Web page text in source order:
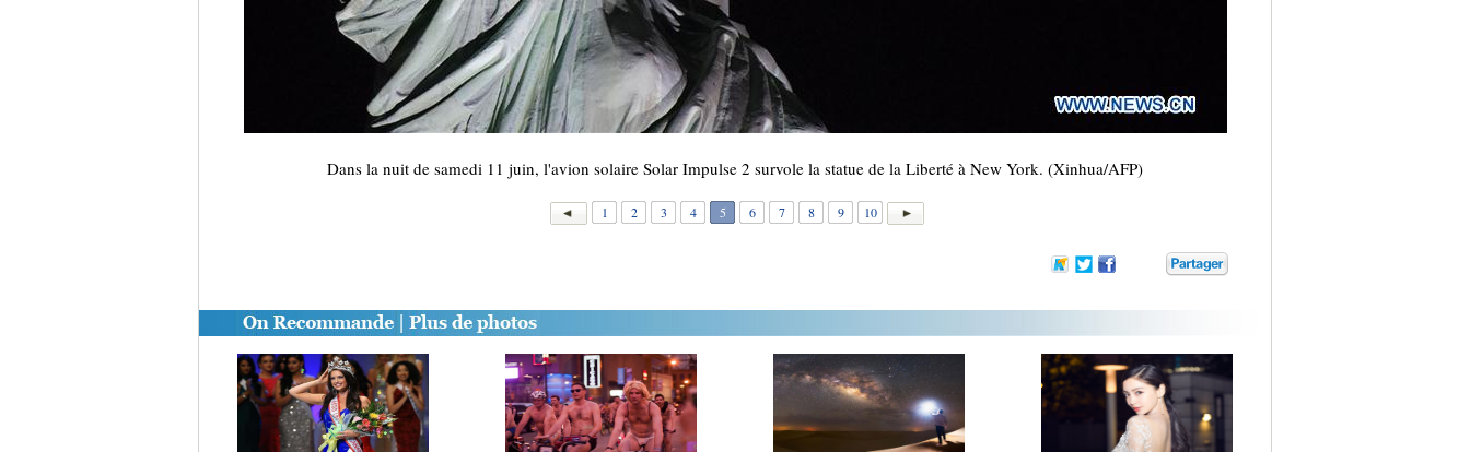
Dans la nuit de samedi 11 juin, l'avion solaire Solar Impulse 2 survole la statue de la Liberté à New York. (Xinhua/AFP)
1 2 3 4 5 6 7 8 9 10